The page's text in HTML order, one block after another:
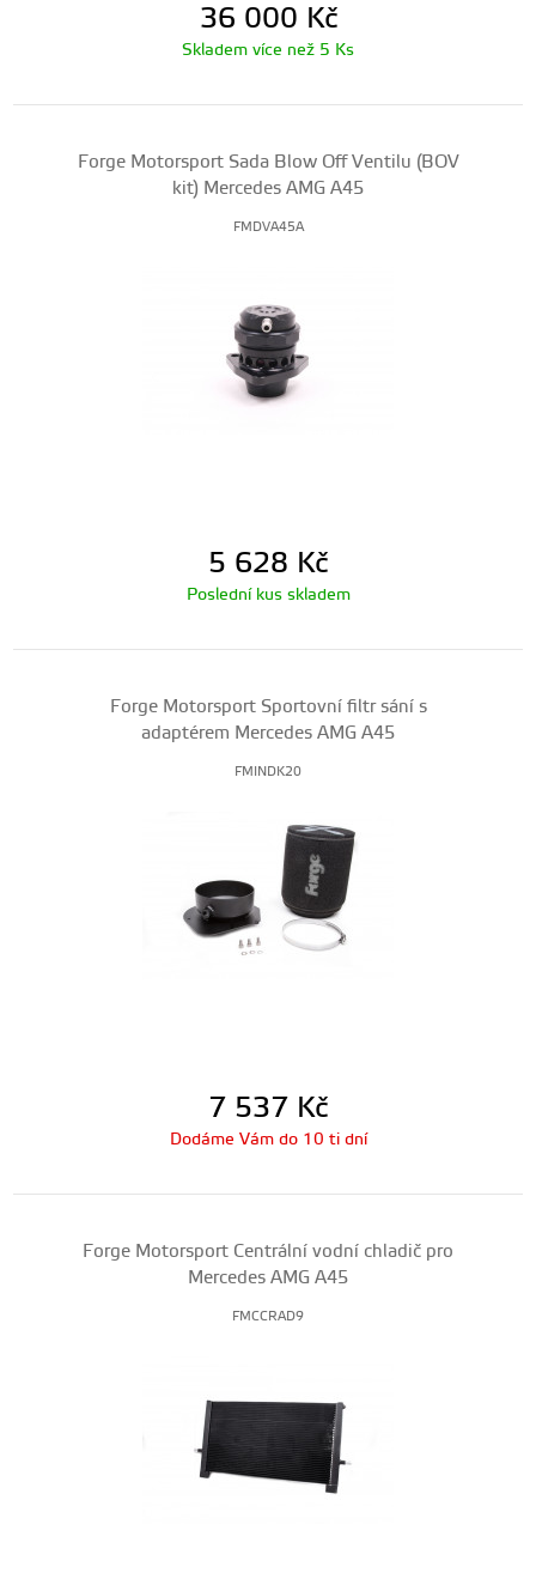
36 000 Kč
Skladem více než 5 Ks
Forge Motorsport Sada Blow Off Ventilu (BOV
kit) Mercedes AMG A45
FMDVA45A
5 628 Kč
Poslední kus skladem
Forge Motorsport Sportovní filtr sání s
adaptérem Mercedes AMG A45
FMINDK20
7 537 Kč
Dodáme Vám do 10 ti dní
Forge Motorsport Centrální vodní chladič pro
Mercedes AMG A45
FMCCRAD9